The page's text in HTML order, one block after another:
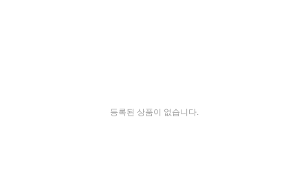
등록된 상품이 없습니다.